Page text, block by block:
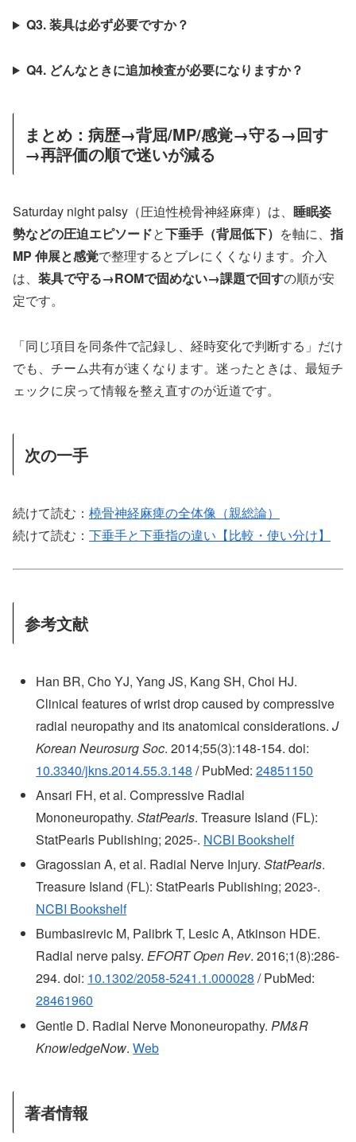
Q3. 装具は必ず必要ですか？
Q4. どんなときに追加検査が必要になりますか？
まとめ：病歴→背屈/MP/感覚→守る→回す
→再評価の順で迷いが減る
Saturday night palsy（圧迫性橈骨神経麻痺）は、 睡眠姿
勢などの圧迫エピソードと下垂手（背屈低下） を軸に、 指
MP 伸展と感覚で整理するとブレにくくなります。介入
は、 装具で守る→ROMで固めない→課題で回すの順が安
定です。
「同じ項目を同条件で記録し、経時変化で判断する」だけ
でも、チーム共有が速くなります。迷ったときは、最短チ
ェックに戻って情報を整え直すのが近道です。
次の一手
続けて読む： 橈骨神経麻痺の全体像（親総論）
続けて読む： 下垂手と下垂指の違い【比較・使い分け】
参考文献
Han BR, Cho YJ, Yang JS, Kang SH, Choi HJ.
Clinical features of wrist drop caused by compressive
radial neuropathy and its anatomical considerations.J
Korean Neurosurg Soc. 2014;55(3):148-154. doi:
10.3340/jkns.2014.55.3.148 / PubMed:24851150
Ansari FH, et al. Compressive Radial
Mononeuropathy.StatPearls. Treasure Island (FL):
StatPearls Publishing; 2025-. NCBI Bookshelf
Gragossian A, et al. Radial Nerve Injury.StatPearls.
Treasure Island (FL): StatPearls Publishing; 2023-.
NCBI Bookshelf
Bumbasirevic M, Palibrk T, Lesic A, Atkinson HDE.
Radial nerve palsy.EFORT Open Rev. 2016;1(8):286-
294. doi: 10.1302/2058-5241.1.000028 / PubMed:
28461960
Gentle D. Radial Nerve Mononeuropathy. PM&R
KnowledgeNow.Web
著者情報